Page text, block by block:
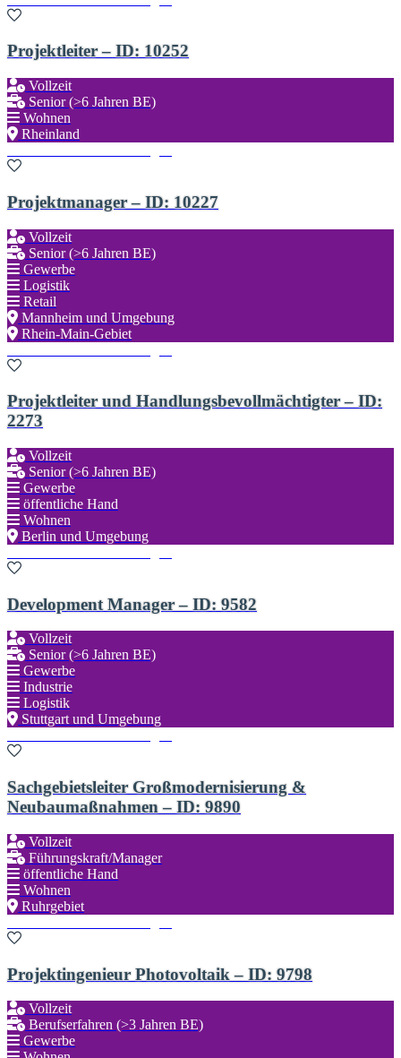
Projektleiter – ID: 10252
Vollzeit
Senior (>6 Jahren BE)
Wohnen
Rheinland
Projektmanager – ID: 10227
Vollzeit
Senior (>6 Jahren BE)
Gewerbe
Logistik
Retail
Mannheim und Umgebung
Rhein-Main-Gebiet
Projektleiter und Handlungsbevollmächtigter – ID:
2273
Vollzeit
Senior (>6 Jahren BE)
Gewerbe
öffentliche Hand
Wohnen
Berlin und Umgebung
Development Manager – ID: 9582
Vollzeit
Senior (>6 Jahren BE)
Gewerbe
Industrie
Logistik
Stuttgart und Umgebung
Sachgebietsleiter Großmodernisierung &
Neubaumaßnahmen – ID: 9890
Vollzeit
Führungskraft/Manager
öffentliche Hand
Wohnen
Ruhrgebiet
Projektingenieur Photovoltaik – ID: 9798
Vollzeit
Berufserfahren (>3 Jahren BE)
Gewerbe